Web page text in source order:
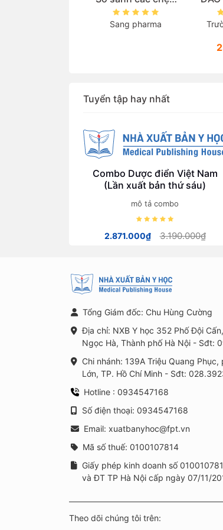
DỰA TRÊN NĂNG
LỰC (Tài liệu dành
Trường Đại học Y
Tuyển tập hay nhất
Combo Dược điển Việt Nam
(Lần xuất bản thứ sáu)
mô tả combo
2.871.000₫ 3.190.000₫
Tổng Giám đốc: Chu Hùng Cường
Địa chỉ: NXB Y học 352 Phố Đội
Ngọc Hà, Thành phố Hà Nội - Sđt:
Chi nhánh: 139A Triệu Quang Phục,
Lớn, TP. Hồ Chí Minh - Sđt:
Hotline : 0934547168
Số điện thoại: 0934547168
Email: xuatbanyhoc@fpt.vn
Mã số thuế: 0100107814
Giấy phép kinh doanh số
và ĐT TP Hà Nội cấp ngày 07/11/
Theo dõi chúng tôi trên: